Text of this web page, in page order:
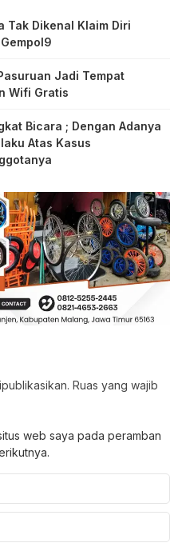
Tak Dikenal Klaim Diri
Jadi Tempat
Wifi Gratis
Bicara ; Dengan Adanya
Atas Kasus
Ruas yang wajib
web saya pada peramban